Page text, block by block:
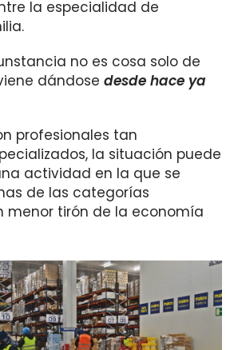
la especialidad de
no es cosa solo de
dándose desde hace ya
profesionales tan
la situación puede
actividad en la que se
de las categorías
menor tirón de la economía